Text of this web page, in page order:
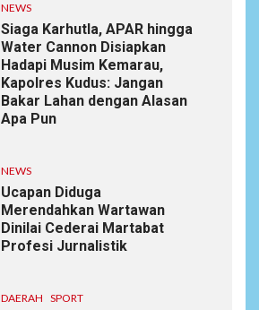
NEWS
Siaga Karhutla, APAR hingga
Water Cannon Disiapkan
Hadapi Musim Kemarau,
Kapolres Kudus: Jangan
Bakar Lahan dengan Alasan
Apa Pun
NEWS
Ucapan Diduga
Merendahkan Wartawan
Dinilai Cederai Martabat
Profesi Jurnalistik
DAERAH SPORT